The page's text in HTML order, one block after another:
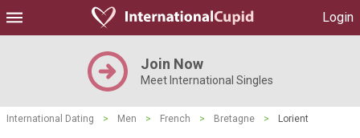
Login
Join Now
Meet International Singles
International Dating > Men > French > Bretagne > Lorient